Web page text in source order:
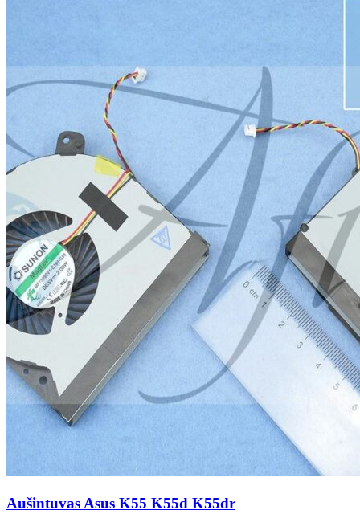
Aušintuvas Asus K55 K55d K55dr